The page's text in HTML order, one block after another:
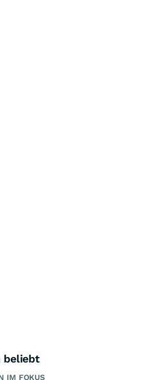
beliebt
IM FOKUS